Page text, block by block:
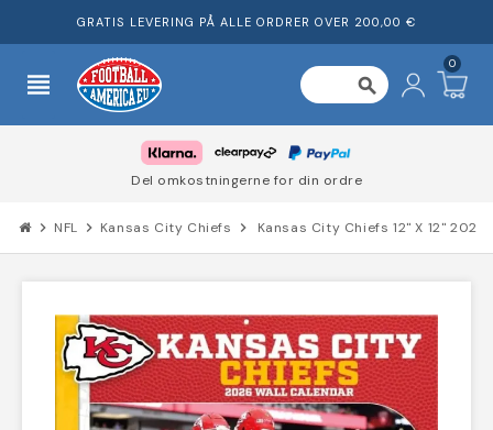
GRATIS LEVERING PÅ ALLE ORDRER OVER 200,00 €
view_headline search
0
Del omkostningerne for din ordre
chevron_right NFL chevron_right Kansas City Chiefs chevron_right Kansas City Chiefs 12" X 12"